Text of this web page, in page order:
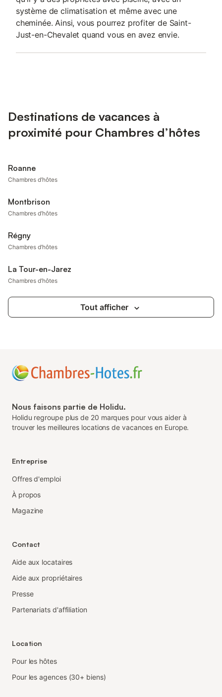
système de climatisation et même avec une
cheminée. Ainsi, vous pourrez profiter de Saint-
Just-en-Chevalet quand vous en avez envie.
Destinations de vacances à
proximité pour Chambres d’hôtes
Roanne
Chambres d’hôtes
Montbrison
Chambres d’hôtes
Régny
Chambres d’hôtes
La Tour-en-Jarez
Chambres d’hôtes
Tout afficher
Nous faisons partie de Holidu.
Holidu regroupe plus de 20 marques pour vous aider à
trouver les meilleures locations de vacances en Europe.
Entreprise
Offres d'emploi
À propos
Magazine
Contact
Aide aux locataires
Aide aux propriétaires
Presse
Partenariats d'affiliation
Location
Pour les hôtes
Pour les agences (30+ biens)